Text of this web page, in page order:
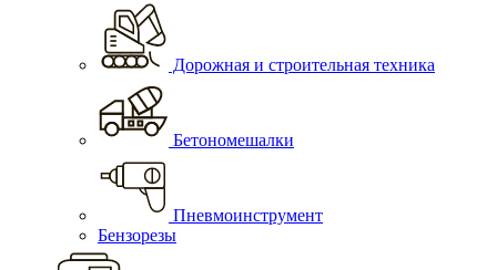
Дорожная и строительная техника
Бетономешалки
Пневмоинструмент
Бензорезы